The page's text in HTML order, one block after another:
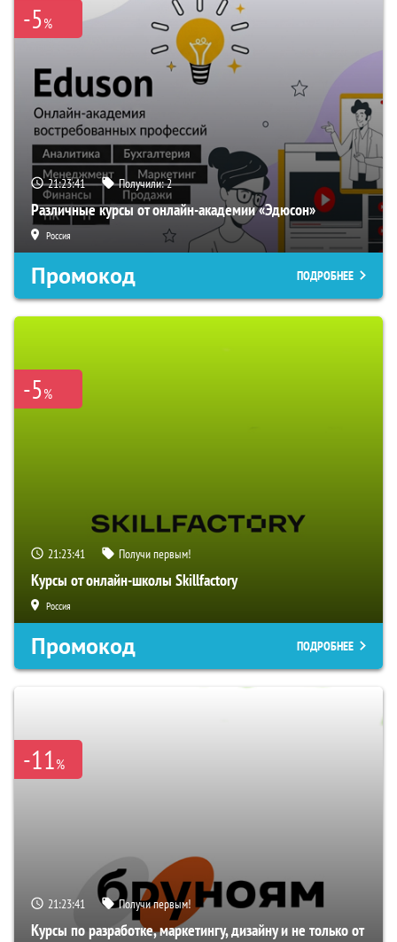
-5%
21:23:40 Получили:2
Различные курсы от онлайн-академии «Эдюсон»
Россия
Промокод ПОДРОБНЕЕ
-5%
21:23:40 Получи первым!
Курсы от онлайн-школы Skillfactory
Россия
Промокод ПОДРОБНЕЕ
-11%
21:23:40 Получи первым!
Курсы по разработке, маркетингу, дизайну и не только от